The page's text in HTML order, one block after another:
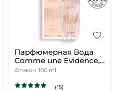
Парфюмерная Вода
Comme une Evidence,
лимитированное
Флакон 100 ml
(15)